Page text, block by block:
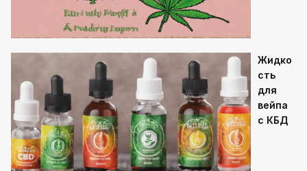
Жидко
сть
для
вейпа
с КБД